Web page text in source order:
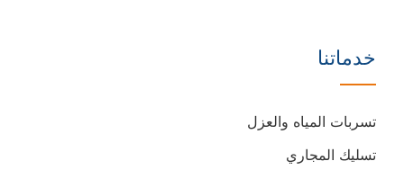
خدماتنا
تسربات المياه والعزل
تسليك المجاري